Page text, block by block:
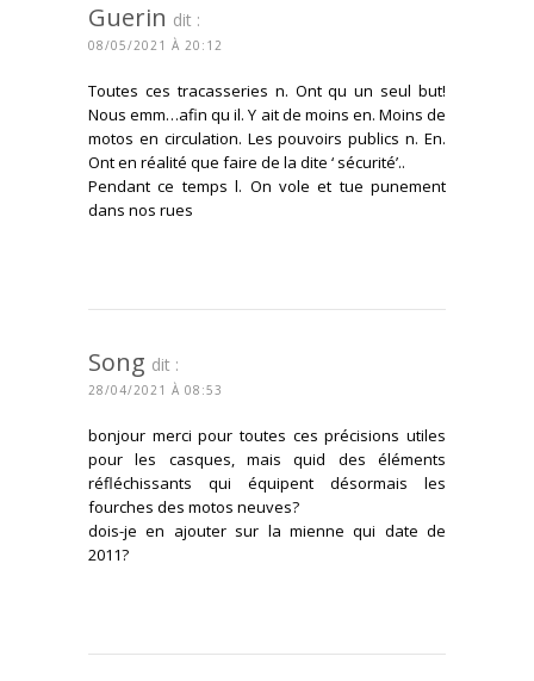
Guerin dit :
08/05/2021 À 20:12
Toutes ces tracasseries n. Ont qu un seul but!
Nous emm…afin qu il. Y ait de moins en. Moins de
motos en circulation. Les pouvoirs publics n. En.
Ont en réalité que faire de la dite ‘ sécurité’..
Pendant ce temps l. On vole et tue punement
dans nos rues
Song dit :
28/04/2021 À 08:53
bonjour merci pour toutes ces précisions utiles
pour les casques, mais quid des éléments
réfléchissants qui équipent désormais les
fourches des motos neuves?
dois-je en ajouter sur la mienne qui date de
2011?